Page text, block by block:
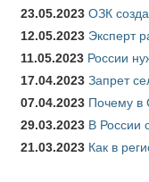
23.05.2023 ОЗК
12.05.2023 Эксперт
11.05.2023 России
17.04.2023 Запрет
07.04.2023 Почему в
29.03.2023 В России
21.03.2023 Как в